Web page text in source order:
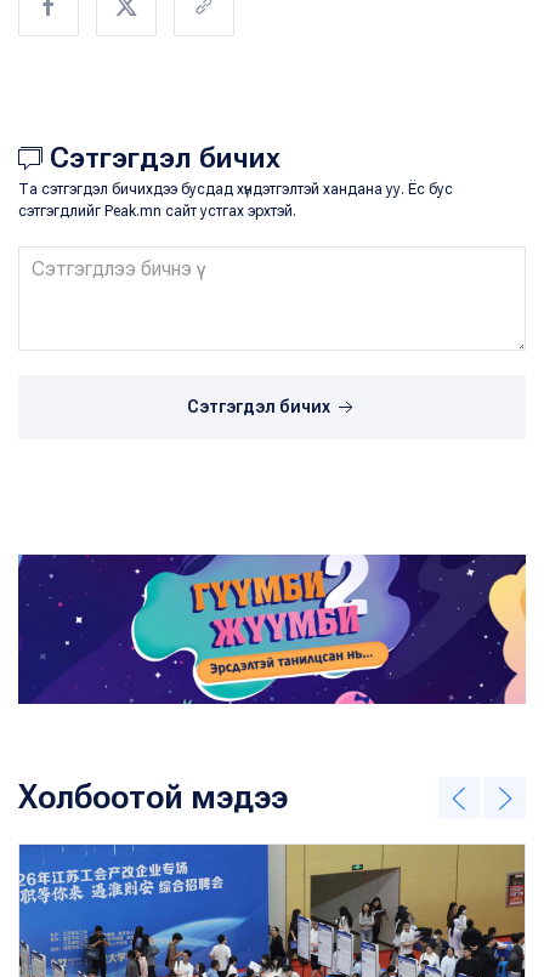
Сэтгэгдэл бичих
Та сэтгэгдэл бичихдээ бусдад хүндэтгэлтэй хандана уу. Ёс бус
сэтгэгдлийг Peak.mn сайт устгах эрхтэй.
Сэтгэгдэл бичих
Холбоотой мэдээ